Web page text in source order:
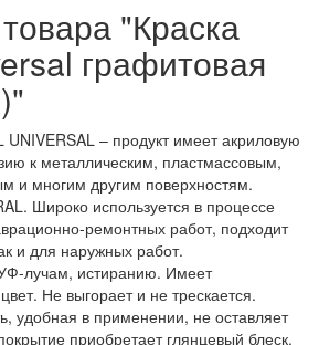
"Краска
графитовая
UNIVERSAL – продукт имеет акриловую
к металлическим, пластмассовым,
и многим другим поверхностям.
Широко используется в процессе
ремонтных работ, подходит
и для наружных работ.
лучам, истиранию. Имеет
Не выгорает и не трескается.
удобная в применении, не оставляет
приобретает глянцевый блеск.